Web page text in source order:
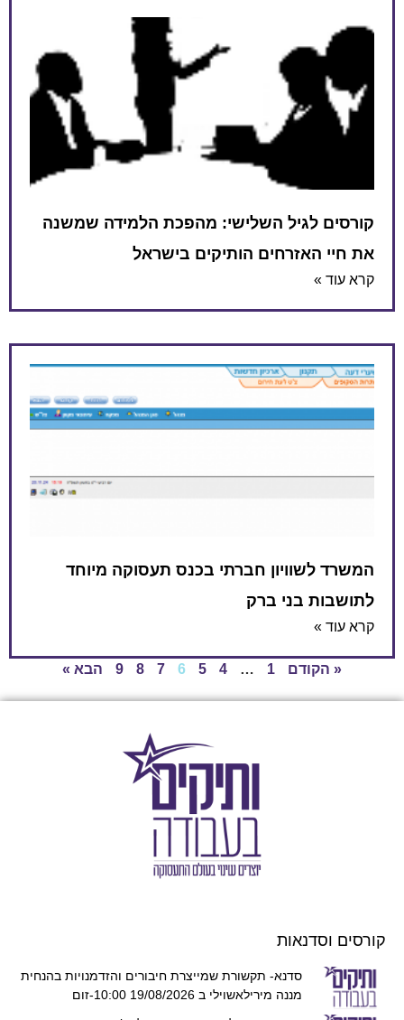
קורסים לגיל השלישי: מהפכת הלמידה שמשנה
את חיי האזרחים הותיקים בישראל
קרא עוד »
המשרד לשוויון חברתי בכנס תעסוקה מיוחד
לתושבות בני ברק
קרא עוד »
« הקודם 1
…
4
5
6
7
8
9 הבא »
קורסים וסדנאות
סדנא- תקשורת שמייצרת חיבורים והזדמנויות בהנחית
מננה מירילאשוילי ב 19/08/2026 10:00-זום